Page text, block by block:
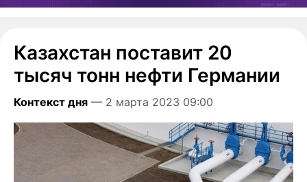
Казахстан поставит 20
тысяч тонн нефти Германии
Контекст дня — 2 марта 2023 09:00